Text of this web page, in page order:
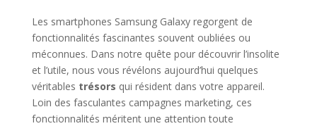
Les smartphones Samsung Galaxy regorgent de
fonctionnalités fascinantes souvent oubliées ou
méconnues. Dans notre quête pour découvrir l’insolite
et l’utile, nous vous révélons aujourd’hui quelques
véritables trésors qui résident dans votre appareil.
Loin des fasculantes campagnes marketing, ces
fonctionnalités méritent une attention toute